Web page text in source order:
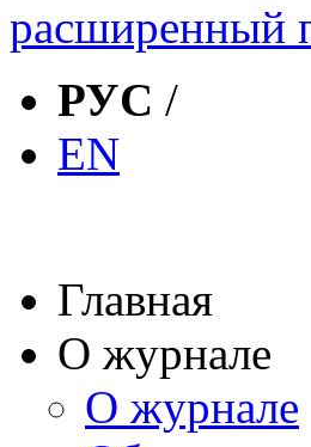
расширенный
РУС /
EN
Главная
О журнале
О журнале